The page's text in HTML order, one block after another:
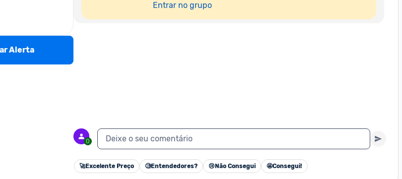
Alerta
Entrar no grupo
0 Deixe o seu comentário
🚀Excelente Preço 🧐Entendedores? 😢 Não Consegui 🤩Consegui!